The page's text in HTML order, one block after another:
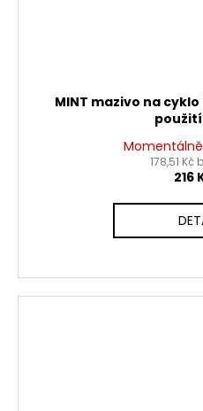
MINT mazivo na
použití
178,51 Kč
216